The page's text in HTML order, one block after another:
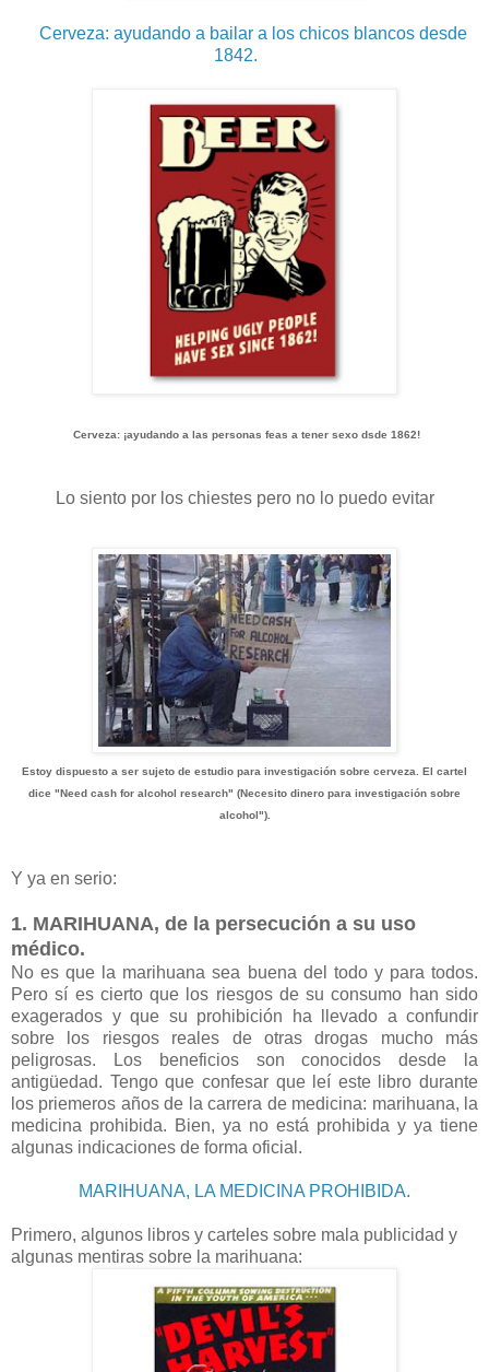
Cerveza: ayudando a bailar a los chicos blancos desde
1842.
Cerveza: ¡ayudando a las personas feas a tener sexo dsde 1862!
Lo siento por los chiestes pero no lo puedo evitar
Estoy dispuesto a ser sujeto de estudio para investigación sobre cerveza. El cartel
dice "Need cash for alcohol research" (Necesito dinero para investigación sobre
alcohol").
Y ya en serio:
1. MARIHUANA, de la persecución a su uso
médico.
No es que la marihuana sea buena del todo y para todos.
Pero sí es cierto que los riesgos de su consumo han sido
exagerados y que su prohibición ha llevado a confundir
sobre los riesgos reales de otras drogas mucho más
peligrosas. Los beneficios son conocidos desde la
antigüedad. Tengo que confesar que leí este libro durante
los priemeros años de la carrera de medicina: marihuana, la
medicina prohibida. Bien, ya no está prohibida y ya tiene
algunas indicaciones de forma oficial.
MARIHUANA, LA MEDICINA PROHIBIDA.
Primero, algunos libros y carteles sobre mala publicidad y
algunas mentiras sobre la marihuana: